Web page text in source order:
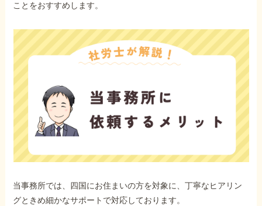
ことをおすすめします。
当事務所では、四国にお住まいの方を対象に、丁寧なヒアリン
グときめ細かなサポートで対応しております。